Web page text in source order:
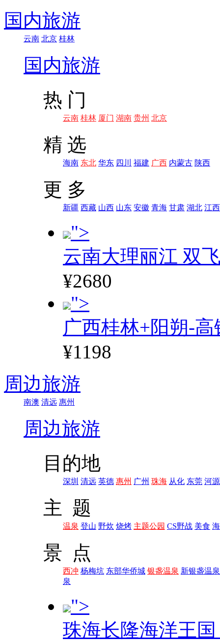
国内旅游
云南 北京 桂林
国内旅游
热 门
云南 桂林 厦门 湖南 贵州 北京
精 选
海南 东北 华东 四川 福建 广西 内蒙古 陕西
更 多
新疆 西藏 山西 山东 安徽 青海 甘肃 湖北 江西
">
云南大理丽江 双
¥2680
">
广西桂林+阳朔-高
¥1198
周边旅游
南澳 清远 惠州
周边旅游
目的地
深圳 清远 英德 惠州 广州 珠海 从化 东莞 河源
主 题
温泉 登山 野炊 烧烤 主题公园 CS野战 美食
景 点
西冲 杨梅坑 东部华侨城 银盏温泉 新银盏温泉
泉
">
珠海长隆海洋王